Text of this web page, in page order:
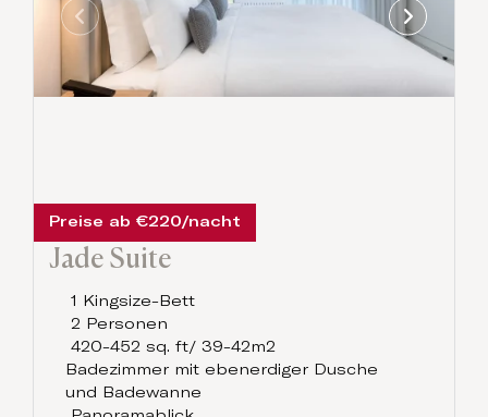
Jade Suite
1 Kingsize-Bett
2 Personen
420-452 sq. ft/ 39-42m2
Badezimmer mit ebenerdiger Dusche
und Badewanne
Preise ab €220/nacht